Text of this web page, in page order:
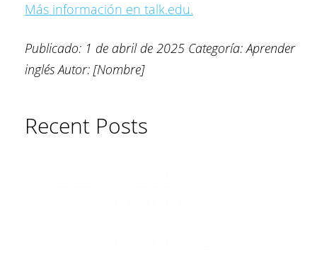
Más información en talk.edu.
Publicado: 1 de abril de 2025 Categoría: Aprender
inglés Autor: [Nombre]
Recent Posts